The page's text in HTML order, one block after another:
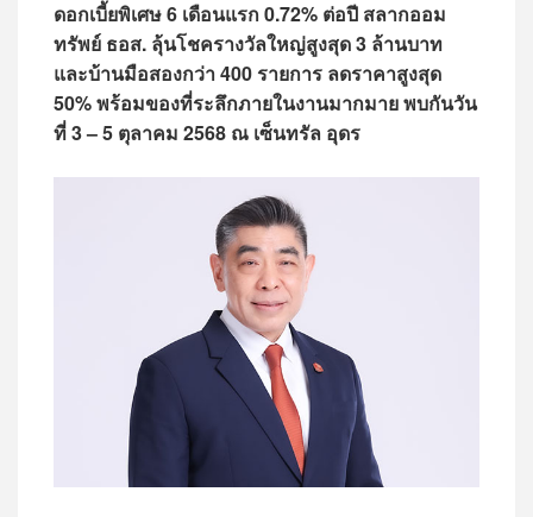
ดอกเบี้ยพิเศษ 6 เดือนแรก 0.72% ต่อปี สลากออม
ทรัพย์ ธอส. ลุ้นโชครางวัลใหญ่สูงสุด 3 ล้านบาท
และบ้านมือสองกว่า 400 รายการ ลดราคาสูงสุด
50% พร้อมของที่ระลึกภายในงานมากมาย พบกันวัน
ที่ 3 – 5 ตุลาคม 2568 ณ เซ็นทรัล อุดร